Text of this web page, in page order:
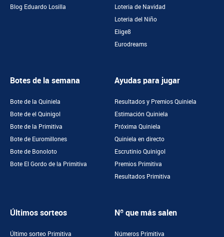
Blog Eduardo Losilla
Loteria de Navidad
Loteria del Niño
Elige8
Eurodreams
Botes de la semana
Bote de la Quiniela
Bote de el Quinigol
Bote de la Primitiva
Bote de Euromillones
Bote de Bonoloto
Bote El Gordo de la Primitiva
Ayudas para jugar
Resultados y Premios Quiniela
Estimación Quiniela
Próxima Quiniela
Quiniela en directo
Escrutinio Quinigol
Premios Primitiva
Resultados Primitiva
Últimos sorteos
Último sorteo Primitiva
Nº que más salen
Números Primitiva